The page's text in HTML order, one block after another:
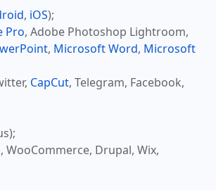
, iOS);
Pro, Adobe Photoshop Lightroom,
, Microsoft Word, Microsoft
CapCut, Telegram, Facebook,
Drupal, Wix,